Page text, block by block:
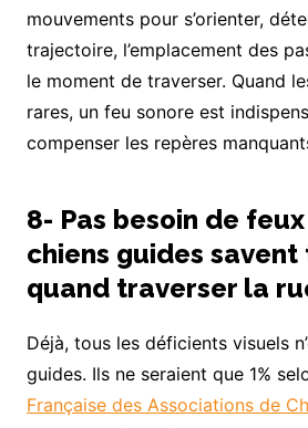
mouvements pour s’orienter,
trajectoire, l’emplacement des
le moment de traverser. Quand
rares, un feu sonore est
compenser les repères
8- Pas besoin de
chiens guides savent
quand traverser la
Déjà, tous les déficients visuels
guides. Ils ne seraient que 1%
Française des Associations de